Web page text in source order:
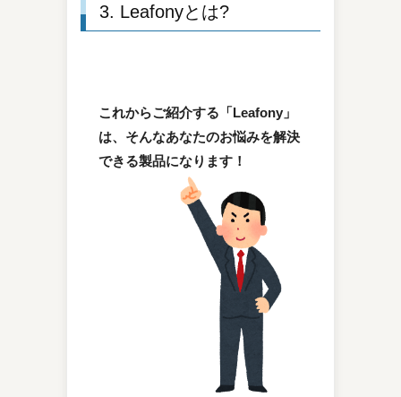
3. Leafonyとは?
これからご紹介する「Leafony」
は、そんなあなたのお悩みを解決
できる製品になります！